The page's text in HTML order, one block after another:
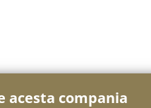
acesta compania